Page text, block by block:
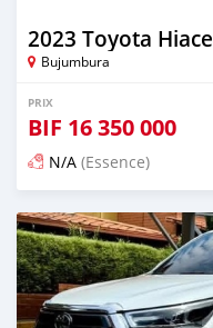
2023 Toyota Hiace
Bujumbura
PRIX
BIF 16 350 000
N/A (Essence)
Publié il y a 4 mois